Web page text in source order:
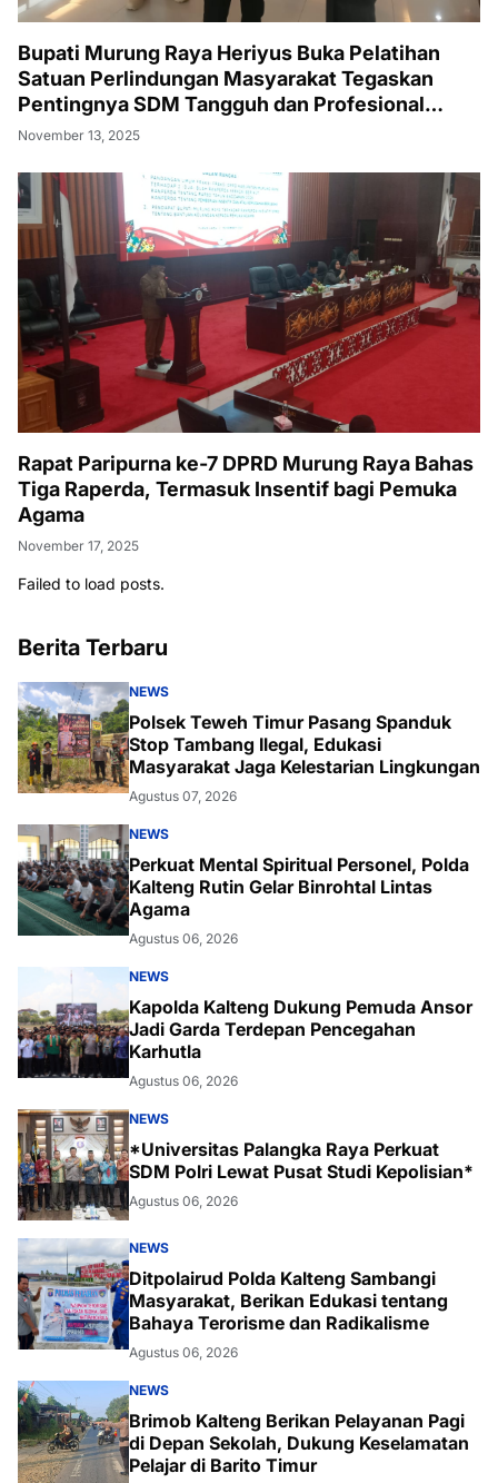
Bupati Murung Raya Heriyus Buka Pelatihan
Satuan Perlindungan Masyarakat Tegaskan
Pentingnya SDM Tangguh dan Profesional
Hadapi Tantangan Keamanan Daerah
November 13, 2025
Rapat Paripurna ke-7 DPRD Murung Raya Bahas
Tiga Raperda, Termasuk Insentif bagi Pemuka
Agama
November 17, 2025
Failed to load posts.
Berita Terbaru
NEWS
Polsek Teweh Timur Pasang Spanduk
Stop Tambang Ilegal, Edukasi
Masyarakat Jaga Kelestarian Lingkungan
Agustus 07, 2026
NEWS
Perkuat Mental Spiritual Personel, Polda
Kalteng Rutin Gelar Binrohtal Lintas
Agama
Agustus 06, 2026
NEWS
Kapolda Kalteng Dukung Pemuda Ansor
Jadi Garda Terdepan Pencegahan
Karhutla
Agustus 06, 2026
NEWS
*Universitas Palangka Raya Perkuat
SDM Polri Lewat Pusat Studi Kepolisian*
Agustus 06, 2026
NEWS
Ditpolairud Polda Kalteng Sambangi
Masyarakat, Berikan Edukasi tentang
Bahaya Terorisme dan Radikalisme
Agustus 06, 2026
NEWS
Brimob Kalteng Berikan Pelayanan Pagi
di Depan Sekolah, Dukung Keselamatan
Pelajar di Barito Timur